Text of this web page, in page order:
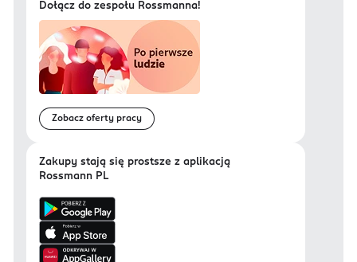
Dołącz do zespołu Rossmanna!
Zobacz oferty pracy
Zakupy stają się prostsze z aplikacją
Rossmann PL